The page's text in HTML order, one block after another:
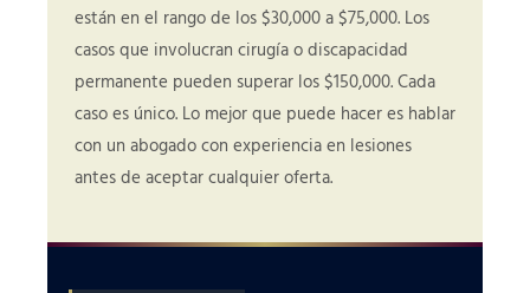
están en el rango de los $30,000 a $75,000. Los
casos que involucran cirugía o discapacidad
permanente pueden superar los $150,000. Cada
caso es único. Lo mejor que puede hacer es hablar
con un abogado con experiencia en lesiones
antes de aceptar cualquier oferta.